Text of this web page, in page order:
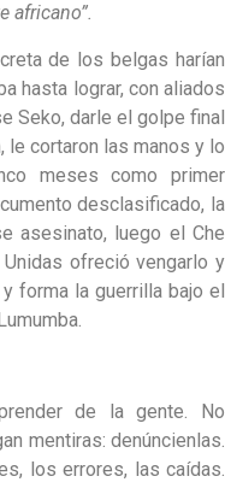
africano”.
de los belgas harían
hasta lograr, con aliados
Seko, darle el golpe final
le cortaron las manos y lo
meses como primer
desclasificado, la
asesinato, luego el Che
ofreció vengarlo y
forma la guerrilla bajo el
de la gente. No
mentiras: denúncienlas.
los errores, las caídas.